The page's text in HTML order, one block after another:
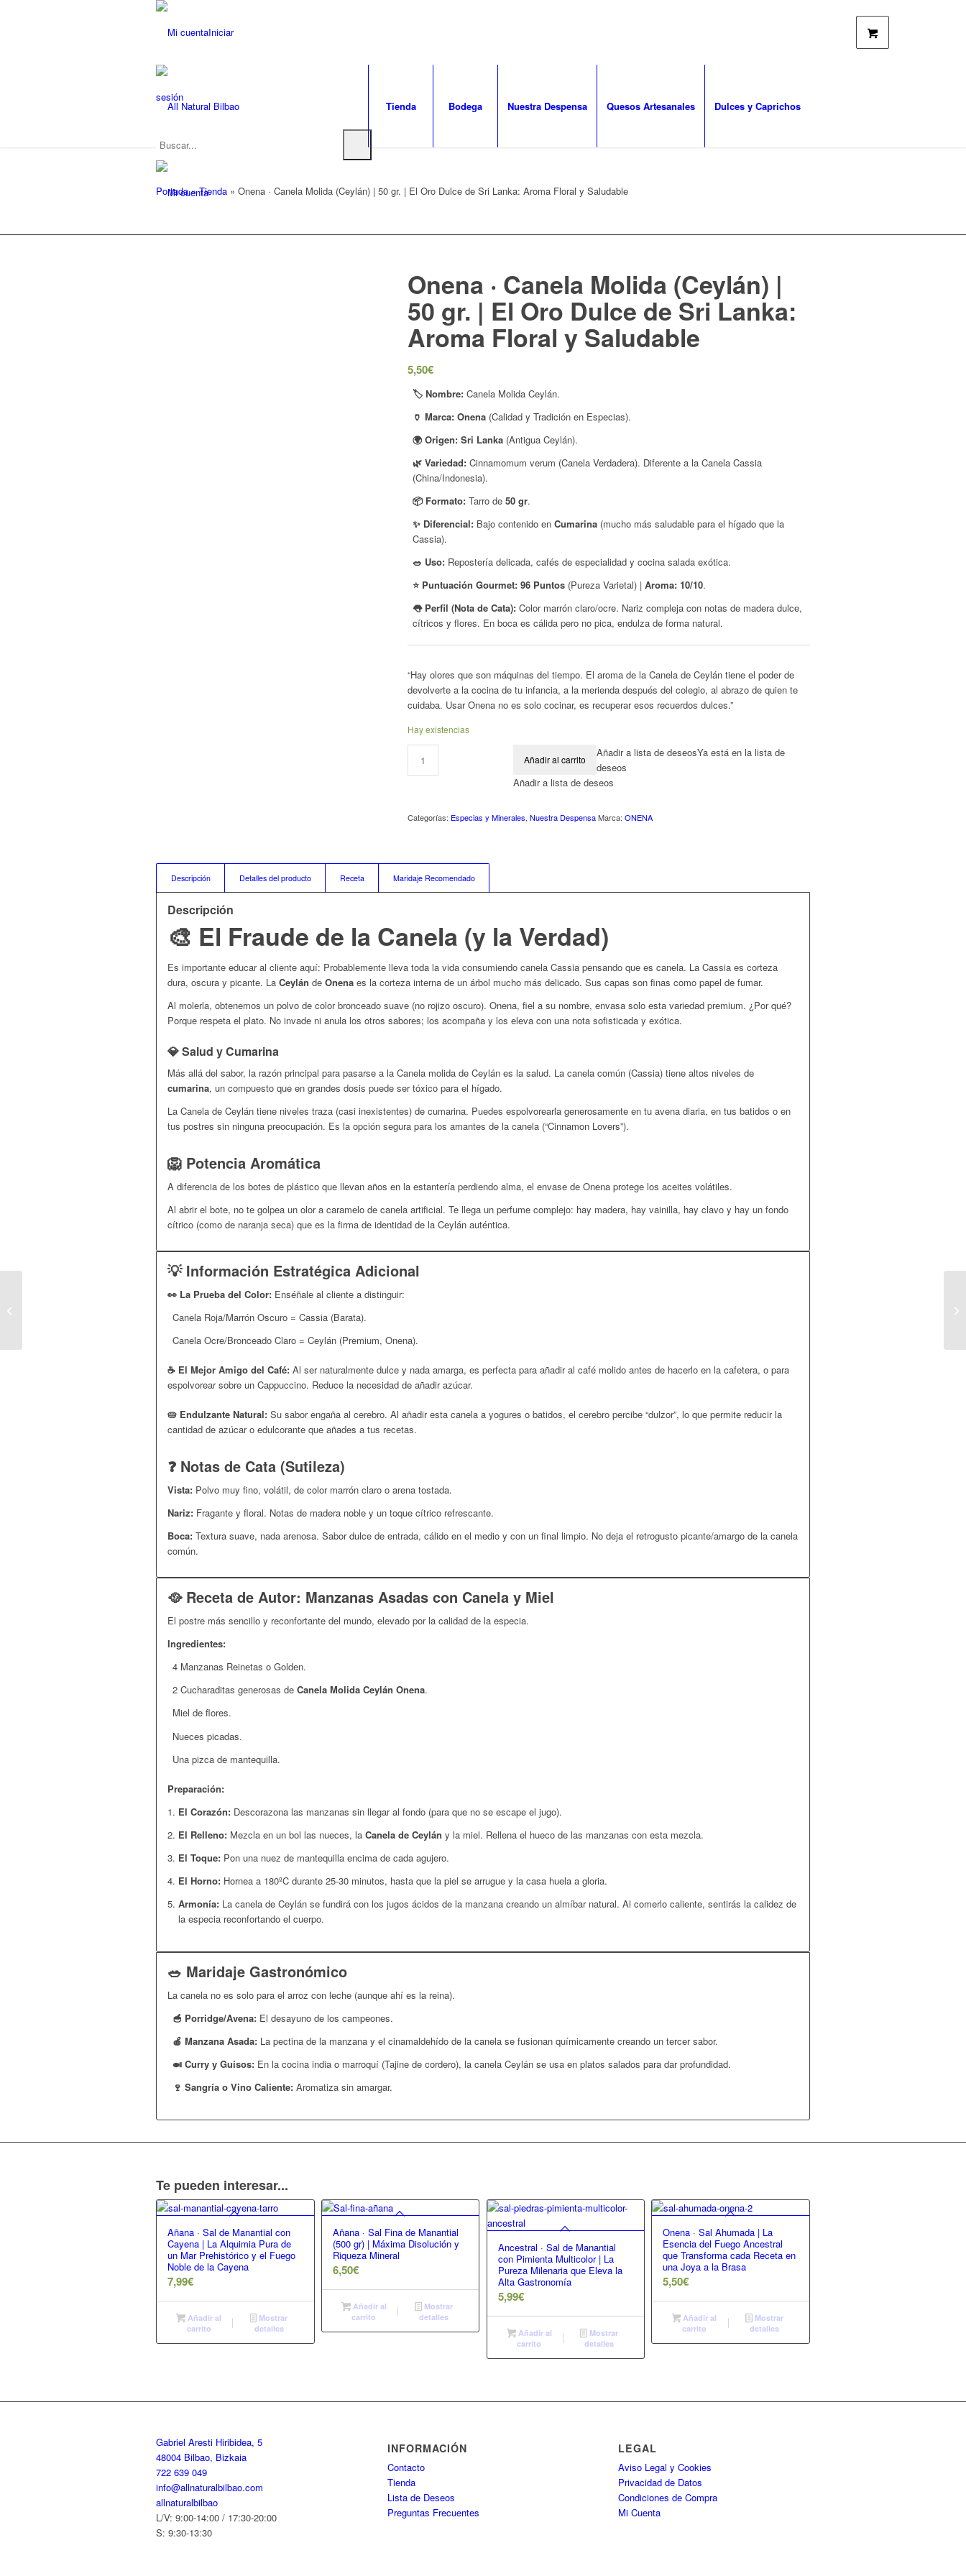
Iniciar
sesión
Tienda Bodega Nuestra Despensa Quesos Artesanales Dulces y Caprichos
Portada»Tienda » Onena · Canela Molida (Ceylán) | 50 gr. | El Oro Dulce de Sri Lanka: Aroma Floral y Saludable
Onena · Canela Molida (Ceylán) |
50 gr. | El Oro Dulce de Sri Lanka:
Aroma Floral y Saludable
5,50€
🏷️ Nombre: Canela Molida Ceylán.
🏺 Marca: Onena (Calidad y Tradición en Especias).
🌍 Origen: Sri Lanka (Antigua Ceylán).
🌿 Variedad: Cinnamomum verum (Canela Verdadera). Diferente a la Canela Cassia
(China/Indonesia).
📦 Formato: Tarro de50 gr.
✨ Diferencial: Bajo contenido enCumarina (mucho más saludable para el hígado que la
Cassia).
🥗 Uso: Repostería delicada, cafés de especialidad y cocina salada exótica.
⭐ Puntuación Gourmet: 96 Puntos (Pureza Varietal) |Aroma: 10/10.
👅 Perfil (Nota de Cata): Color marrón claro/ocre. Nariz compleja con notas de madera dulce,
cítricos y flores. En boca es cálida pero no pica, endulza de forma natural.
“Hay olores que son máquinas del tiempo. El aroma de la Canela de Ceylán tiene el poder de
devolverte a la cocina de tu infancia, a la merienda después del colegio, al abrazo de quien te
cuidaba. Usar Onena no es solo cocinar, es recuperar esos recuerdos dulces.”
Hay existencias
Añadir al carrito
Añadir a lista de deseosYa está en la lista de
deseos
Añadir a lista de deseos
Categorías: Especias y Minerales,Nuestra Despensa Marca:ONENA
Descripción Detalles del producto Receta Maridaje Recomendado
Descripción
🎨 El Fraude de la Canela (y la Verdad)
Es importante educar al cliente aquí: Probablemente lleva toda la vida consumiendo canela Cassia pensando que es canela. La Cassia es corteza
dura, oscura y picante. La Ceylán de Onena es la corteza interna de un árbol mucho más delicado. Sus capas son finas como papel de fumar.
Al molerla, obtenemos un polvo de color bronceado suave (no rojizo oscuro). Onena, fiel a su nombre, envasa solo esta variedad premium. ¿Por qué?
Porque respeta el plato. No invade ni anula los otros sabores; los acompaña y los eleva con una nota sofisticada y exótica.
💎 Salud y Cumarina
Más allá del sabor, la razón principal para pasarse a la Canela molida de Ceylán es la salud. La canela común (Cassia) tiene altos niveles de
cumarina, un compuesto que en grandes dosis puede ser tóxico para el hígado.
La Canela de Ceylán tiene niveles traza (casi inexistentes) de cumarina. Puedes espolvorearla generosamente en tu avena diaria, en tus batidos o en
tus postres sin ninguna preocupación. Es la opción segura para los amantes de la canela (“Cinnamon Lovers”).
🦁 Potencia Aromática
A diferencia de los botes de plástico que llevan años en la estantería perdiendo alma, el envase de Onena protege los aceites volátiles.
Al abrir el bote, no te golpea un olor a caramelo de canela artificial. Te llega un perfume complejo: hay madera, hay vainilla, hay clavo y hay un fondo
cítrico (como de naranja seca) que es la firma de identidad de la Ceylán auténtica.
💡 Información Estratégica Adicional
👀 La Prueba del Color: Enséñale al cliente a distinguir:
Canela Roja/Marrón Oscuro = Cassia (Barata).
Canela Ocre/Bronceado Claro = Ceylán (Premium, Onena).
☕ El Mejor Amigo del Café: Al ser naturalmente dulce y nada amarga, es perfecta para añadir al café molido antes de hacerlo en la cafetera, o para
espolvorear sobre un Cappuccino. Reduce la necesidad de añadir azúcar.
🥧 Endulzante Natural: Su sabor engaña al cerebro. Al añadir esta canela a yogures o batidos, el cerebro percibe “dulzor”, lo que permite reducir la
cantidad de azúcar o edulcorante que añades a tus recetas.
❓ Notas de Cata (Sutileza)
Vista: Polvo muy fino, volátil, de color marrón claro o arena tostada.
Nariz: Fragante y floral. Notas de madera noble y un toque cítrico refrescante.
Boca: Textura suave, nada arenosa. Sabor dulce de entrada, cálido en el medio y con un final limpio. No deja el retrogusto picante/amargo de la canela
común.
🥘 Receta de Autor: Manzanas Asadas con Canela y Miel
El postre más sencillo y reconfortante del mundo, elevado por la calidad de la especia.
Ingredientes:
4 Manzanas Reinetas o Golden.
2 Cucharaditas generosas de Canela Molida Ceylán Onena.
Miel de flores.
Nueces picadas.
Una pizca de mantequilla.
Preparación:
El Corazón: Descorazona las manzanas sin llegar al fondo (para que no se escape el jugo).
El Relleno: Mezcla en un bol las nueces, la Canela de Ceylán y la miel. Rellena el hueco de las manzanas con esta mezcla.
El Toque: Pon una nuez de mantequilla encima de cada agujero.
El Horno: Hornea a 180ºC durante 25-30 minutos, hasta que la piel se arrugue y la casa huela a gloria.
Armonía: La canela de Ceylán se fundirá con los jugos ácidos de la manzana creando un almíbar natural. Al comerlo caliente, sentirás la calidez de
la especia reconfortando el cuerpo.
🥗 Maridaje Gastronómico
La canela no es solo para el arroz con leche (aunque ahí es la reina).
🥣 Porridge/Avena: El desayuno de los campeones.
🍎 Manzana Asada: La pectina de la manzana y el cinamaldehído de la canela se fusionan químicamente creando un tercer sabor.
🍛 Curry y Guisos: En la cocina india o marroquí (Tajine de cordero), la canela Ceylán se usa en platos salados para dar profundidad.
🍷 Sangría o Vino Caliente: Aromatiza sin amargar.
Te pueden interesar...
Añana · Sal de Manantial con
Cayena | La Alquimia Pura de
un Mar Prehistórico y el Fuego
Noble de la Cayena
7,99€
Añadir al
carrito
Mostrar
detalles
Añana · Sal Fina de Manantial
(500 gr) | Máxima Disolución y
Riqueza Mineral
6,50€
Añadir al
carrito
Mostrar
detalles
Ancestral · Sal de Manantial
con Pimienta Multicolor | La
Pureza Milenaria que Eleva la
Alta Gastronomía
5,99€
Añadir al
carrito
Mostrar
detalles
Onena · Sal Ahumada | La
Esencia del Fuego Ancestral
que Transforma cada Receta en
una Joya a la Brasa
5,50€
Añadir al
carrito
Mostrar
detalles
Gabriel Aresti Hiribidea, 5
48004 Bilbao, Bizkaia
722 639 049
info@allnaturalbilbao.com
allnaturalbilbao
L/V: 9:00-14:00 / 17:30-20:00
S: 9:30-13:30
INFORMACIÓN
Contacto
Tienda
Lista de Deseos
Preguntas Frecuentes
LEGAL
Aviso Legal y Cookies
Privacidad de Datos
Condiciones de Compra
Mi Cuenta